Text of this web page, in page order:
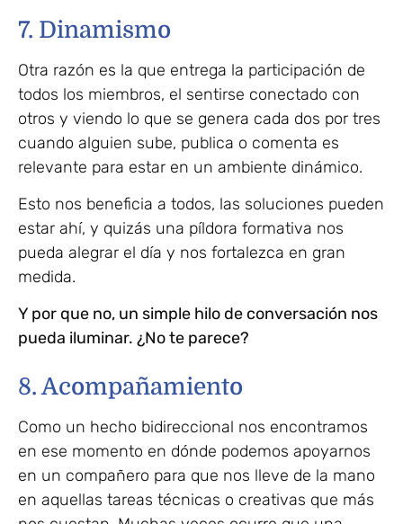
7. Dinamismo
Otra razón es la que entrega la participación de
todos los miembros, el sentirse conectado con
otros y viendo lo que se genera cada dos por tres
cuando alguien sube, publica o comenta es
relevante para estar en un ambiente dinámico.
Esto nos beneficia a todos, las soluciones pueden
estar ahí, y quizás una píldora formativa nos
pueda alegrar el día y nos fortalezca en gran
medida.
Y por que no, un simple hilo de conversación nos
pueda iluminar. ¿No te parece?
8. Acompañamiento
Como un hecho bidireccional nos encontramos
en ese momento en dónde podemos apoyarnos
en un compañero para que nos lleve de la mano
en aquellas tareas técnicas o creativas que más